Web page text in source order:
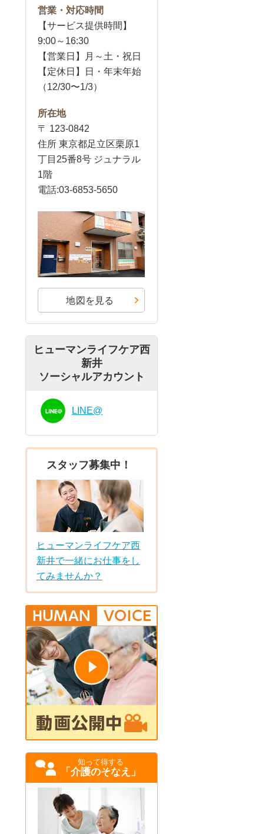
営業・対応時間
【サービス提供時間】
9:00～16:30
【営業日】月～土・祝日
【定休日】日・年末年始
（12/30〜1/3）
所在地
〒 123-0842
住所 東京都足立区栗原1
丁目25番8号 ジュナラル
1階
電話:03-6853-5650
地図を見る
ヒューマンライフケア西
新井
ソーシャルアカウント
LINE@
スタッフ募集中！
ヒューマンライフケア西
新井で一緒にお仕事をし
てみませんか？
知って得する
「介護のそなえ」